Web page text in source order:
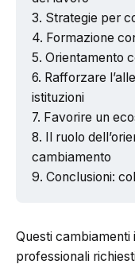
Strategie per
Formazione
Orientamento
Rafforzare
istituzioni
Favorire un
Il ruolo
cambiamento
Conclusioni:
Questi
professionali